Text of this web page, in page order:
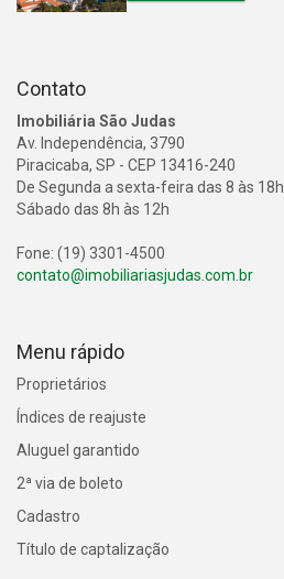
Contato
Imobiliária São Judas
Av. Independência, 3790
Piracicaba, SP - CEP 13416-240
De Segunda a sexta-feira das 8 às 18h
Sábado das 8h às 12h
Fone: (19) 3301-4500
contato@imobiliariasjudas.com.br
Menu rápido
Proprietários
Índices de reajuste
Aluguel garantido
2ª via de boleto
Cadastro
Título de captalização